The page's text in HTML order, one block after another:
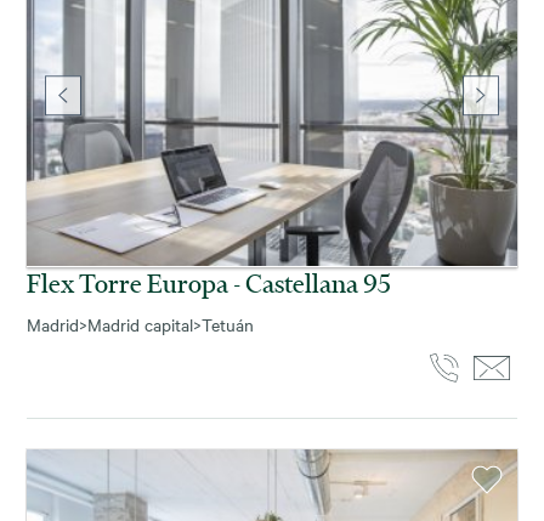
Flex Torre Europa - Castellana 95
Madrid>Madrid capital>Tetuán